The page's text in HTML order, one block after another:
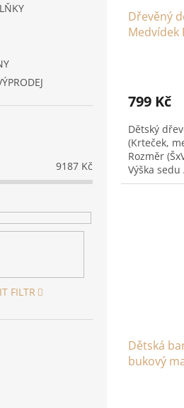
9187 Kč
FILTR
Dřevěný
Medvídek
799 Kč
Dětský
(Krteček,
Rozměr
Výška
Cena je...
Dětská
bukový